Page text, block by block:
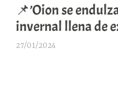
📌’Oion se
invernal llena de
27/01/2024